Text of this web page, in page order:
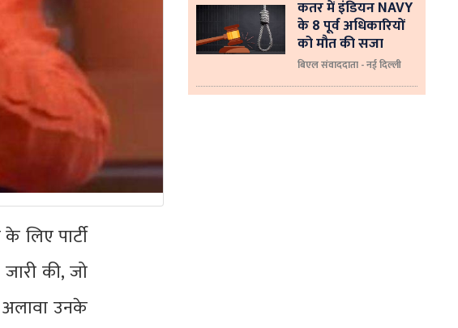
लिए पार्टी
की, जो
अलावा उनके
कतर में इंडियन NAVY
के 8 पूर्व अधिकारियों
को मौत की सजा
बिएल संवाददाता - नई दिल्ली